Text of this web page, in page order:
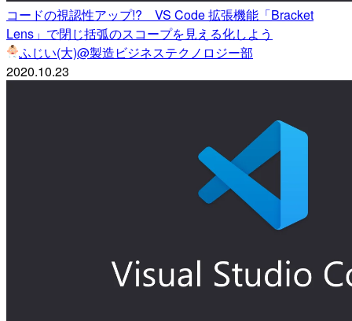
コードの視認性アップ!? VS Code 拡張機能「Bracket
Lens」で閉じ括弧のスコープを見える化しよう
ふじい(大)@製造ビジネステクノロジー部
2020.10.23